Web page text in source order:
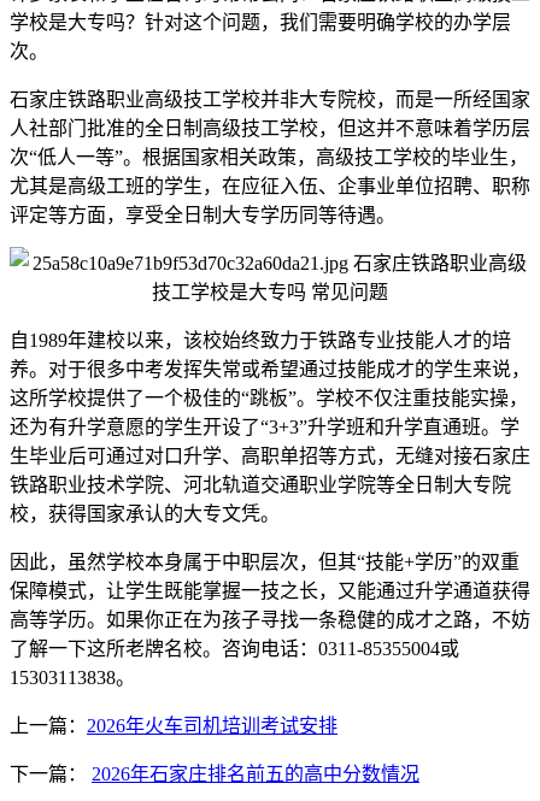
学校是大专吗？针对这个问题，我们需要明确学校的办学层
次。
石家庄铁路职业高级技工学校并非大专院校，而是一所经国家
人社部门批准的全日制高级技工学校，但这并不意味着学历层
次“低人一等”。根据国家相关政策，高级技工学校的毕业生，
尤其是高级工班的学生，在应征入伍、企事业单位招聘、职称
评定等方面，享受全日制大专学历同等待遇。
自1989年建校以来，该校始终致力于铁路专业技能人才的培
养。对于很多中考发挥失常或希望通过技能成才的学生来说，
这所学校提供了一个极佳的“跳板”。学校不仅注重技能实操，
还为有升学意愿的学生开设了“3+3”升学班和升学直通班。学
生毕业后可通过对口升学、高职单招等方式，无缝对接石家庄
铁路职业技术学院、河北轨道交通职业学院等全日制大专院
校，获得国家承认的大专文凭。
因此，虽然学校本身属于中职层次，但其“技能+学历”的双重
保障模式，让学生既能掌握一技之长，又能通过升学通道获得
高等学历。如果你正在为孩子寻找一条稳健的成才之路，不妨
了解一下这所老牌名校。咨询电话：0311-85355004或
15303113838。
上一篇： 2026年火车司机培训考试安排
下一篇： 2026年石家庄排名前五的高中分数情况